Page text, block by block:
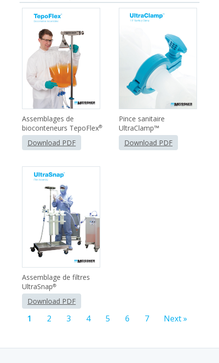
Assemblages de
bioconteneurs TepoFlex®
Download PDF
Pince sanitaire
UltraClamp™
Download PDF
Assemblage de filtres
UltraSnap®
Download PDF
1 2 3 4 5 6 7 Next »